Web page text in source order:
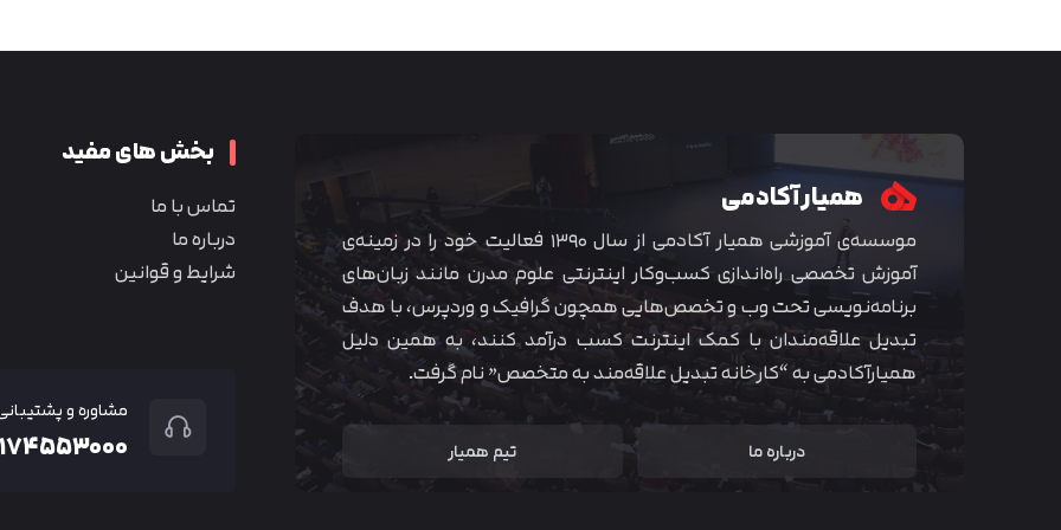
همیار آکادمی
موسسه‌ی آموزشی همیار آکادمی از سال ۱۳۹۰ فعالیت خود را در زمینه‌ی
آموزش تخصصی راه‌اندازی کسب‌و‌کار اینترنتی علوم مدرن مانند زبان‌های
برنامه‌نویسی تحت وب و تخصص‌هایی همچون گرافیک و وردپرس، با هدف
تبدیل علاقه‌مندان با کمک اینترنت کسب درآمد کنند، به همین دلیل
همیارآکادمی به “کارخانه تبدیل علاقه‌مند به متخصص” نام گرفت.
درباره ما تیم همیار
بخش های مفید
تماس با ما
درباره ما
شرایط و قوانین
مشاوره و